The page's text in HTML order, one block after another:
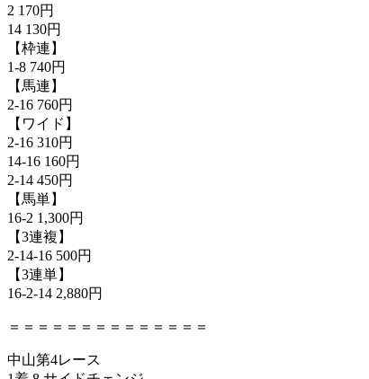
2 170円
14 130円
【枠連】
1-8 740円
【馬連】
2-16 760円
【ワイド】
2-16 310円
14-16 160円
2-14 450円
【馬単】
16-2 1,300円
【3連複】
2-14-16 500円
【3連単】
16-2-14 2,880円
＝＝＝＝＝＝＝＝＝＝＝＝＝＝
中山第4レース